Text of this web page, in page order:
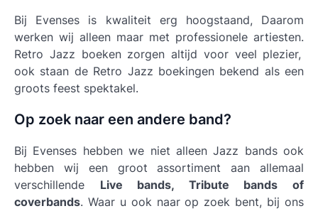
Bij Evenses is kwaliteit erg hoogstaand, Daarom
werken wij alleen maar met professionele artiesten.
Retro Jazz boeken zorgen altijd voor veel plezier,
ook staan de Retro Jazz boekingen bekend als een
groots feest spektakel.
Op zoek naar een andere band?
Bij Evenses hebben we niet alleen Jazz bands ook
hebben wij een groot assortiment aan allemaal
verschillende Live bands, Tribute bands of
coverbands. Waar u ook naar op zoek bent, bij ons